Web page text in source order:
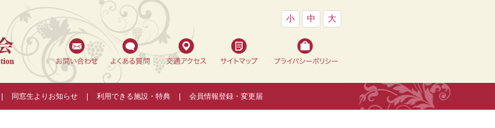
福岡女学院同窓会
小 中 大
同窓生よりお知らせ 利用できる施設・特典 会員情報登録・変更届